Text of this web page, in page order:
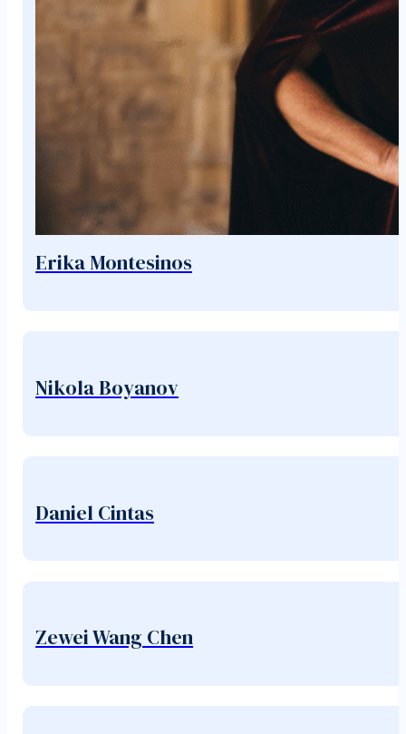
Erika Montesinos
Nikola Boyanov
Daniel Cintas
Zewei Wang Chen